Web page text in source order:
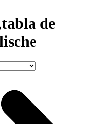
de